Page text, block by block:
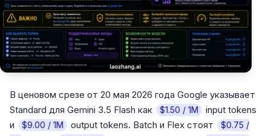
В ценовом срезе от 20 мая 2026 года Google указывает
Standard для Gemini 3.5 Flash как
$1.50 / 1M
input tokens
и
$9.00 / 1M output tokens. Batch и Flex стоят
$0.75 /